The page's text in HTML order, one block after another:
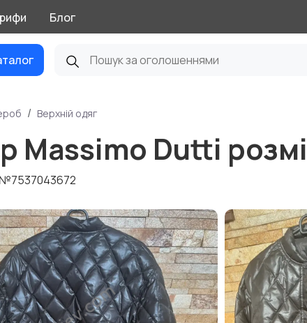
Блог
Верхній одяг
Massimo Dutti
№7537043672